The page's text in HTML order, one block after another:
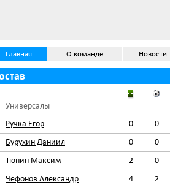
Главная О команде Новости
Универсалы
Ручка Егор
0 0
Бурухин Даниил
0 0
Тюнин Максим
2 0
Чефонов Александр
4 2